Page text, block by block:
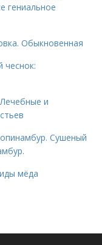
гениальное
Обыкновенная
чеснок:
и
Сушеный
мёда